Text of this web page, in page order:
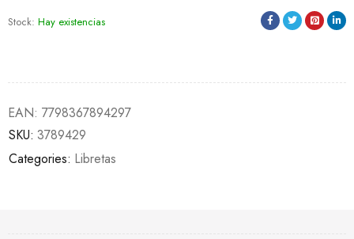
Stock: Hay existencias
EAN: 7798367894297
SKU: 3789429
Categories: Libretas